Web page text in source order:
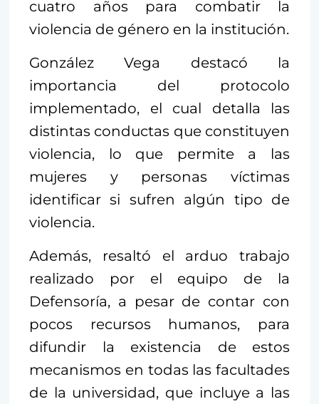
cuatro años para combatir la
violencia de género en la institución.
González Vega destacó la
importancia del protocolo
implementado, el cual detalla las
distintas conductas que constituyen
violencia, lo que permite a las
mujeres y personas víctimas
identificar si sufren algún tipo de
violencia.
Además, resaltó el arduo trabajo
realizado por el equipo de la
Defensoría, a pesar de contar con
pocos recursos humanos, para
difundir la existencia de estos
mecanismos en todas las facultades
de la universidad, que incluye a las